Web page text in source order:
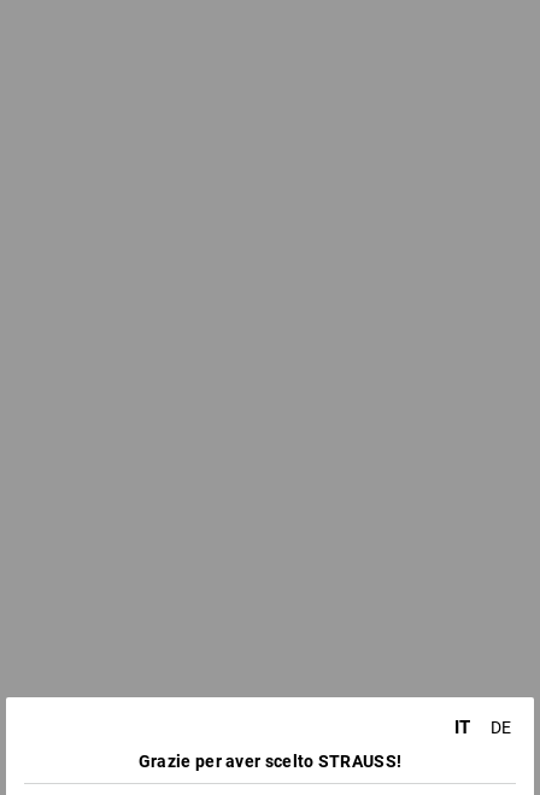
IT
DE
Grazie per aver scelto STRAUSS!